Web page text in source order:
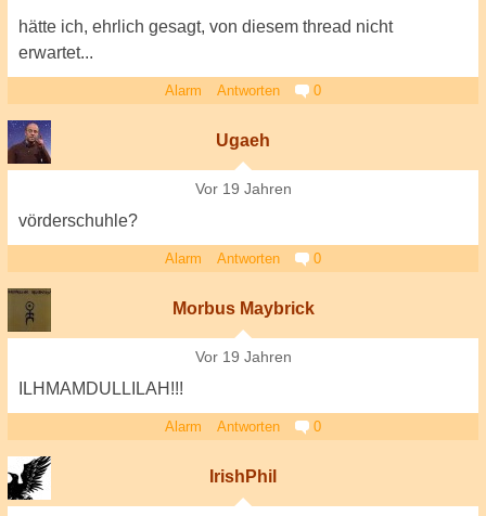
hätte ich, ehrlich gesagt, von diesem thread nicht
erwartet...
Alarm Antworten 0
Ugaeh
Vor 19 Jahren
vörderschuhle?
Alarm Antworten 0
Morbus Maybrick
Vor 19 Jahren
ILHMAMDULLILAH!!!
Alarm Antworten 0
IrishPhil